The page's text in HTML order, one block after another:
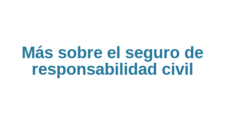
Más sobre el seguro de
responsabilidad civil